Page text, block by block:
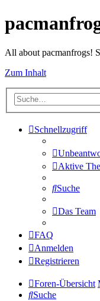
All about pacmanfrogs!
Zum Inhalt
Schnellzugriff
Aktive
Suche
Das Team
FAQ
Anmelden
Registrieren
Foren-Übersicht
Suche